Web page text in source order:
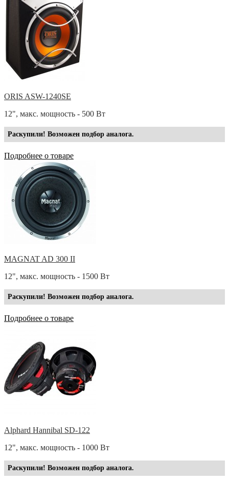
ORIS ASW-1240SE
12", макс. мощность - 500 Вт
Раскупили! Возможен подбор аналога.
Подробнее о товаре
MAGNAT AD 300 II
12", макс. мощность - 1500 Вт
Раскупили! Возможен подбор аналога.
Подробнее о товаре
Alphard Hannibal SD-122
12", макс. мощность - 1000 Вт
Раскупили! Возможен подбор аналога.